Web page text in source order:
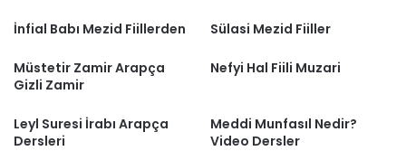
İnfial Babı Mezid Fiillerden Sülasi Mezid Fiiller
Müstetir Zamir Arapça
Gizli Zamir
Nefyi Hal Fiili Muzari
Leyl Suresi İrabı Arapça
Dersleri
Meddi Munfasıl Nedir?
Video Dersler